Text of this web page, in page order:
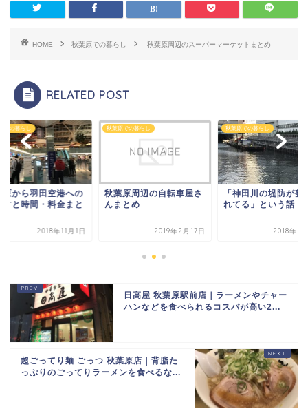
HOME 秋葉原での暮らし 秋葉原周辺のスーパーマーケットまとめ
RELATED POST
での暮らし
原から羽田空港への
方と時間・料金まと
2018年11月1日
秋葉原での暮らし
秋葉原周辺の自転車屋さ
んまとめ
2019年2月17日
秋葉原での暮らし
「神田川の堤防が整
れてる」という話
2018年12
日高屋 秋葉原駅前店｜ラーメンやチャー
ハンなどを食べられるコスパが高い2...
超ごってり麺 ごっつ 秋葉原店｜背脂た
っぷりのごってりラーメンを食べるな...